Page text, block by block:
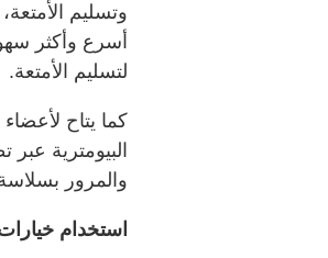
وتسليم
أسرع وأكثر
لتسليم الأمتعة.
كما يتاح
البيومترية
والمرور
استخدام